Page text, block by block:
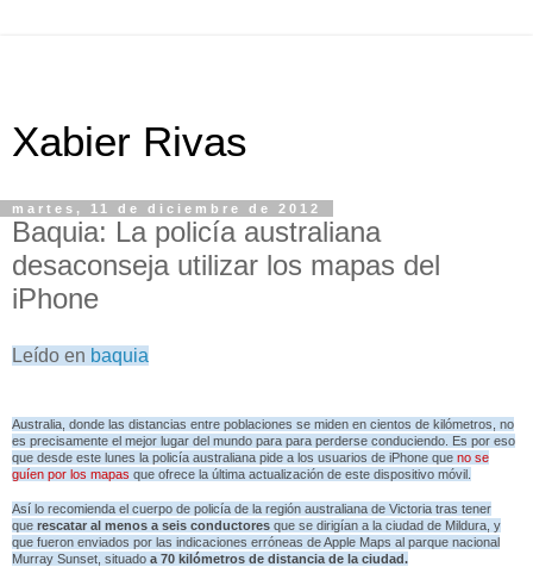
Xabier Rivas
martes, 11 de diciembre de 2012
Baquia: La policía australiana
desaconseja utilizar los mapas del
iPhone
Leído en baquia
Australia, donde las distancias entre poblaciones se miden en cientos de kilómetros, no
es precisamente el mejor lugar del mundo para para perderse conduciendo. Es por eso
que desde este lunes la policía australiana pide a los usuarios de iPhone que no se
guíen por los mapas que ofrece la última actualización de este dispositivo móvil.
Así lo recomienda el cuerpo de policía de la región australiana de Victoria tras tener
que rescatar al menos a seis conductores que se dirigían a la ciudad de Mildura, y
que fueron enviados por las indicaciones erróneas de Apple Maps al parque nacional
Murray Sunset, situado a 70 kilómetros de distancia de la ciudad.